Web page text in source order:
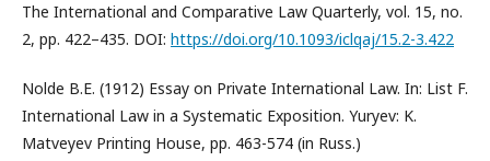
The International and Comparative Law Quarterly, vol. 15, no.
2, pp. 422–435. DOI: https://doi.org/10.1093/iclqaj/15.2-3.422
Nolde B.E. (1912) Essay on Private International Law. In: List F.
International Law in a Systematic Exposition. Yuryev: K.
Matveyev Printing House, pp. 463-574 (in Russ.)